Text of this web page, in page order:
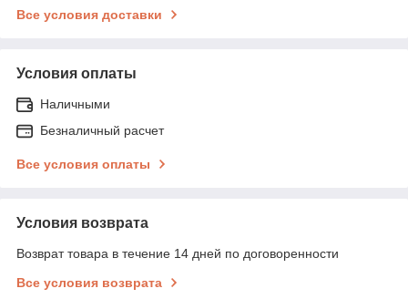
Все условия доставки
Условия оплаты
Наличными
Безналичный расчет
Все условия оплаты
Условия возврата
Возврат товара в течение 14 дней по договоренности
Все условия возврата